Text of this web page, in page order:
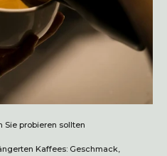
Sie probieren sollten
Kaffees: Geschmack,